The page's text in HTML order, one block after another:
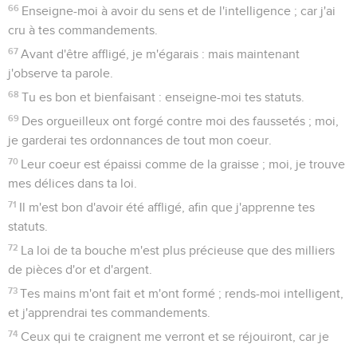
66 Enseigne-moi à avoir du sens et de l'intelligence ; car j'ai
cru à tes commandements.
67 Avant d'être affligé, je m'égarais : mais maintenant
j'observe ta parole.
68 Tu es bon et bienfaisant : enseigne-moi tes statuts.
69 Des orgueilleux ont forgé contre moi des faussetés ; moi,
je garderai tes ordonnances de tout mon coeur.
70 Leur coeur est épaissi comme de la graisse ; moi, je trouve
mes délices dans ta loi.
71 Il m'est bon d'avoir été affligé, afin que j'apprenne tes
statuts.
72 La loi de ta bouche m'est plus précieuse que des milliers
de pièces d'or et d'argent.
73 Tes mains m'ont fait et m'ont formé ; rends-moi intelligent,
et j'apprendrai tes commandements.
74 Ceux qui te craignent me verront et se réjouiront, car je